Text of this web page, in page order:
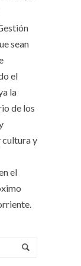
sean
el
la
de los
cultura y
el